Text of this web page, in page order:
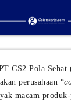
CS2 Pola Sehat
perusahaan “
macam